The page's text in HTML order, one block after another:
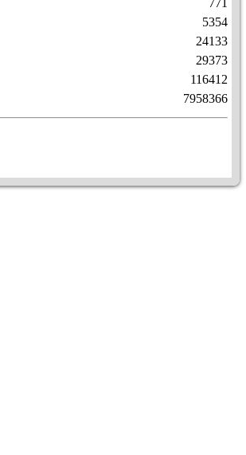
5354
24133
29373
116412
7958366